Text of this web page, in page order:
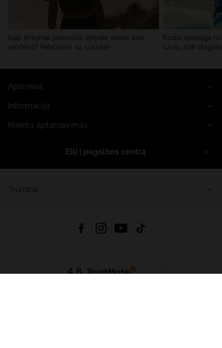
Kaip tinkamai pasiruošti aktyviai dienai prie
vandens? Patariame, ką susidėti
Kodėl apsauga
turėtų būti
Apie mus
Informacija
Klientų aptarnavimas
Eiti į pagalbos centrą
4.8